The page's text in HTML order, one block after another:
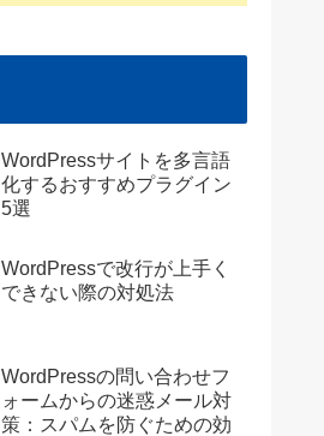
WordPressサイトを多言語
化するおすすめプラグイン
5選
WordPressで改行が上手く
できない際の対処法
WordPressの問い合わせフ
ォームからの迷惑メール対
策：スパムを防ぐための効